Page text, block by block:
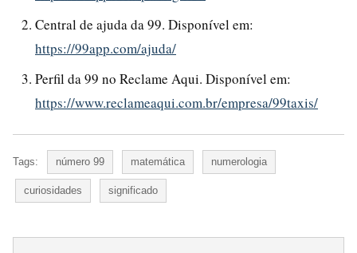
Central de ajuda da 99. Disponível em:
https://99app.com/ajuda/
Perfil da 99 no Reclame Aqui. Disponível em:
https://www.reclameaqui.com.br/empresa/99taxis/
Tags: número 99 matemática numerologia
curiosidades significado